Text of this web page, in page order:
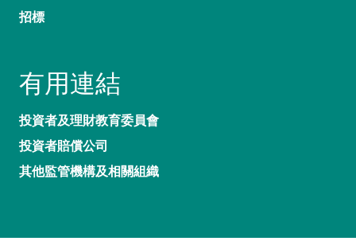
招標
有用連結
投資者及理財教育委員會
投資者賠償公司
其他監管機構及相關組織